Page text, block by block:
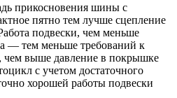
прикосновения шины с
пятно тем лучше сцепление
подвески, чем меньше
— тем меньше требований к
чем выше давление в покрышке
с учетом достаточного
хорошей работы подвески